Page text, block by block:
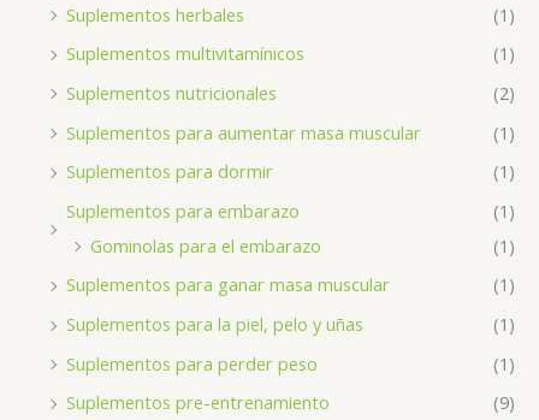
Suplementos herbales
(1)
Suplementos multivitamínicos
(1)
Suplementos nutricionales
(2)
Suplementos para aumentar masa muscular
(1)
Suplementos para dormir
(1)
Suplementos para embarazo
(1)
Gominolas para el embarazo
(1)
Suplementos para ganar masa muscular
(1)
Suplementos para la piel, pelo y uñas
(1)
Suplementos para perder peso
(1)
Suplementos pre-entrenamiento
(9)